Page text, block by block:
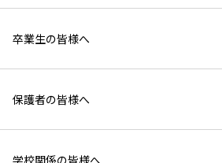
卒業生の皆様へ
保護者の皆様へ
学校関係の皆様へ